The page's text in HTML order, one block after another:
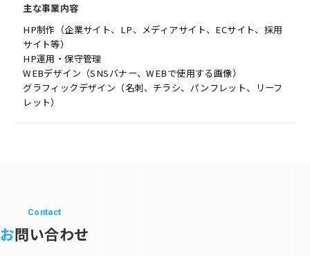
主な事業内容
HP制作（企業サイト、LP、メディアサイト、ECサイト、採用
サイト等）
HP運用・保守管理
WEBデザイン（SNSバナー、WEBで使用する画像）
グラフィックデザイン（名刺、チラシ、パンフレット、リーフ
レット）
Contact
お問い合わせ